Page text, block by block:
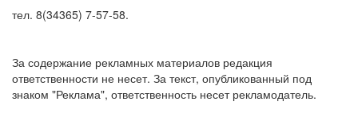
тел. 8(34365) 7-57-58.
За содержание рекламных материалов редакция
ответственности не несет. За текст, опубликованный под
знаком "Реклама", ответственность несет рекламодатель.